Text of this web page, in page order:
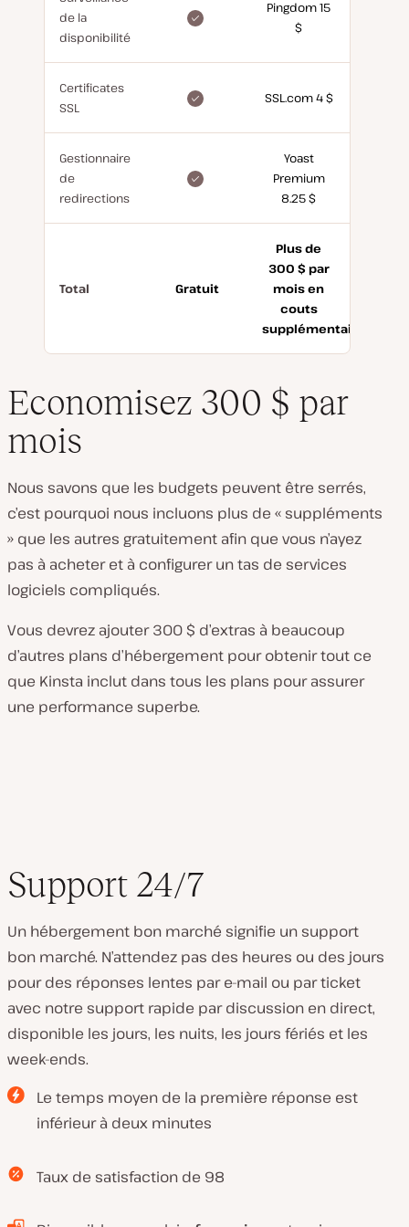
de la
disponibilité
Pingdom 15
$
Certificates
SSL
SSL.com 4 $
Gestionnaire
de
redirections
Yoast
Premium
8.25 $
Total Gratuit
Plus de
300 $ par
mois en
couts
supplémentaires
Economisez 300 $ par
mois
Nous savons que les budgets peuvent être serrés,
c’est pourquoi nous incluons plus de « suppléments
» que les autres gratuitement afin que vous n’ayez
pas à acheter et à configurer un tas de services
logiciels compliqués.
Vous devrez ajouter 300 $ d’extras à beaucoup
d’autres plans d’hébergement pour obtenir tout ce
que Kinsta inclut dans tous les plans pour assurer
une performance superbe.
Support 24/7
Un hébergement bon marché signifie un support
bon marché. N’attendez pas des heures ou des jours
pour des réponses lentes par e-mail ou par ticket
avec notre support rapide par discussion en direct,
disponible les jours, les nuits, les jours fériés et les
week-ends.
Le temps moyen de la première réponse est
inférieur à deux minutes
Taux de satisfaction de 98